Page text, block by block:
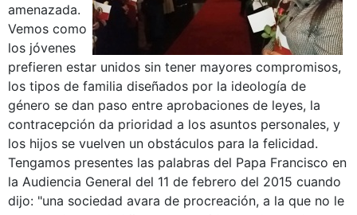
amenazada.
Vemos como
los jóvenes
prefieren estar unidos sin tener mayores compromisos,
los tipos de familia diseñados por la ideología de
género se dan paso entre aprobaciones de leyes, la
contracepción da prioridad a los asuntos personales, y
los hijos se vuelven un obstáculos para la felicidad.
Tengamos presentes las palabras del Papa Francisco en
la Audiencia General del 11 de febrero del 2015 cuando
dijo: "una sociedad avara de procreación, a la que no le